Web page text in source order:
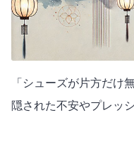
「シューズが片方だけ
隠された不安やプレッ